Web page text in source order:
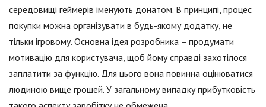
середовищі геймерів іменують донатом. В принципі, процес
покупки можна організувати в будь-якому додатку, не
тільки ігровому. Основна ідея розробника – продумати
мотивацію для користувача, щоб йому справді захотілося
заплатити за функцію. Для цього вона повинна оцінюватися
людиною вище грошей. У загальному випадку прибутковість